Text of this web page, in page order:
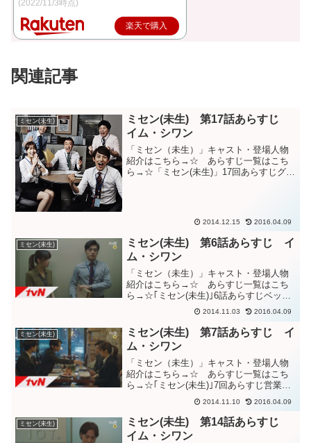
(2022/11/3時点)
楽天で購入
関連記事
ミセン(未生)
ミセン(未生) 第17話あらすじ
イム・シワン
「ミセン（未生）」キャスト・登場人物
紹介はこちら→☆ あらすじ一覧はこち
ら→☆「ミセン(未生)」17回あらすじグレ
に注意される。自分...
2014.12.15 2016.04.09
ミセン(未生)
ミセン(未生) 第6話あらすじ イ
ム・シワン
「ミセン（未生）」キャスト・登場人物
紹介はこちら→☆ あらすじ一覧はこち
ら→☆｢ミセン(未生)｣6話あらすじベッキ
は直属の上司カン代理はベッキに何も指
示しない。会社で時間をもてあますベッ
キ。グレは営業3チームに溶け込み順調に
仕事をしているよ...
2014.11.03 2016.04.09
ミセン(未生)
ミセン(未生) 第7話あらすじ イ
ム・シワン
「ミセン（未生）」キャスト・登場人物
紹介はこちら→☆ あらすじ一覧はこち
ら→☆｢ミセン(未生)｣7回あらすじ営業3
チームは新しい事業案件を検討してい
る。営業部長が推す中国の件もあるが、
オ課長はイランの案件を進めたい。イラ
ンの件はリスクが高い...
2014.11.10 2016.04.09
ミセン(未生)
ミセン(未生) 第14話あらすじ
イム・シワン